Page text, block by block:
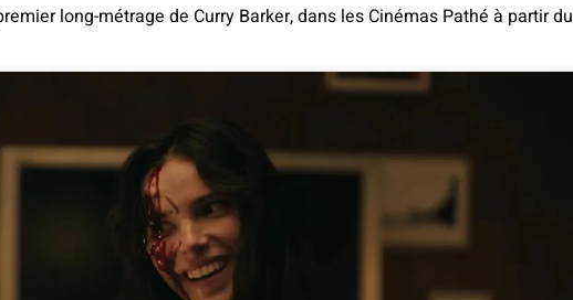
long-métrage de Curry Barker, dans les Cinémas Pathé à partir du